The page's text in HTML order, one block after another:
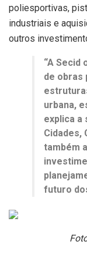
poliesportivas,
industriais e
outros
“A Secid
de obras
urbana,
explica a
Cidades,
também
futuro